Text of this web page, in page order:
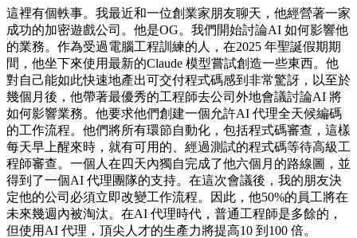
這裡有個軼事。我最近和一位創業家朋友聊天，他經營著一家
成功的加密遊戲公司。他是OG。我們開始討論AI 如何影響他
的業務。作為受過電腦工程訓練的人，在2025 年聖誕假期期
間，他坐下來使用最新的Claude 模型嘗試創造一些東西。他
對自己能如此快速地產出可交付程式碼感到非常驚訝，以至於
幾個月後，他帶著最優秀的工程師去公司外地會議討論AI 將
如何影響業務。他要求他們創建一個允許AI 代理全天候編碼
的工作流程。他們將所有環節自動化，包括程式碼審查，這樣
每天早上醒來時，就有可用的、經過測試的程式碼等待高級工
程師審查。一個人在四天內獨自完成了他六個月的路線圖，並
得到了一個AI 代理團隊的支持。在這次會議後，我的朋友決
定他的公司必須立即改變工作流程。因此，他50%的員工將在
未來幾週內被淘汰。在AI 代理時代，普通工程師是多餘的，
但使用AI 代理，頂尖人才的生產力將提高10 到100 倍。